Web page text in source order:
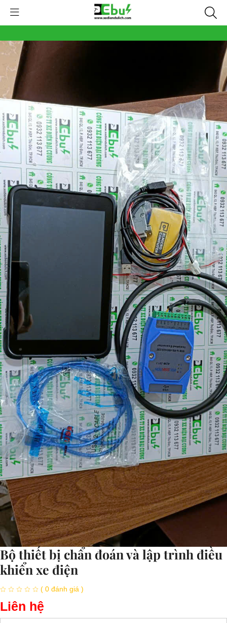
Bộ thiết bị chẩn đoán và lập trình điều
khiển xe điện
( 0 đánh giá )
Liên hệ